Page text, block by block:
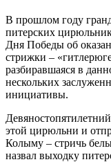
В прошлом году
питерских
Дня Победы об
стрижки –
разбиравшаяся в
нескольких
инициативы.
этой цирюльни и
Колыму – стричь
назвал выходку